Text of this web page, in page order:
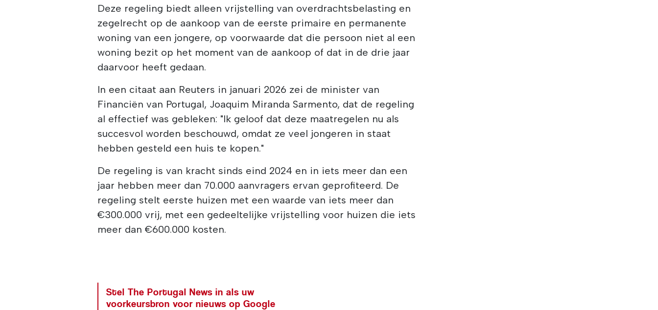
Deze regeling biedt alleen vrijstelling van overdrachtsbelasting en
zegelrecht op de aankoop van de eerste primaire en permanente
woning van een jongere, op voorwaarde dat die persoon niet al een
woning bezit op het moment van de aankoop of dat in de drie jaar
daarvoor heeft gedaan.
In een citaat aan Reuters in januari 2026 zei de minister van
Financiën van Portugal, Joaquim Miranda Sarmento, dat de regeling
al effectief was gebleken: "Ik geloof dat deze maatregelen nu als
succesvol worden beschouwd, omdat ze veel jongeren in staat
hebben gesteld een huis te kopen."
De regeling is van kracht sinds eind 2024 en in iets meer dan een
jaar hebben meer dan 70.000 aanvragers ervan geprofiteerd. De
regeling stelt eerste huizen met een waarde van iets meer dan
€300.000 vrij, met een gedeeltelijke vrijstelling voor huizen die iets
meer dan €600.000 kosten.
Stel The Portugal News in als uw
voorkeursbron voor nieuws op Google